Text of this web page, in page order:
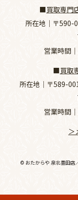
■買取専門
所在地｜ 〒590-
営業時間
■買取
所在地｜ 〒589-
営業時間
＞
© おたからや 泉北豊田店